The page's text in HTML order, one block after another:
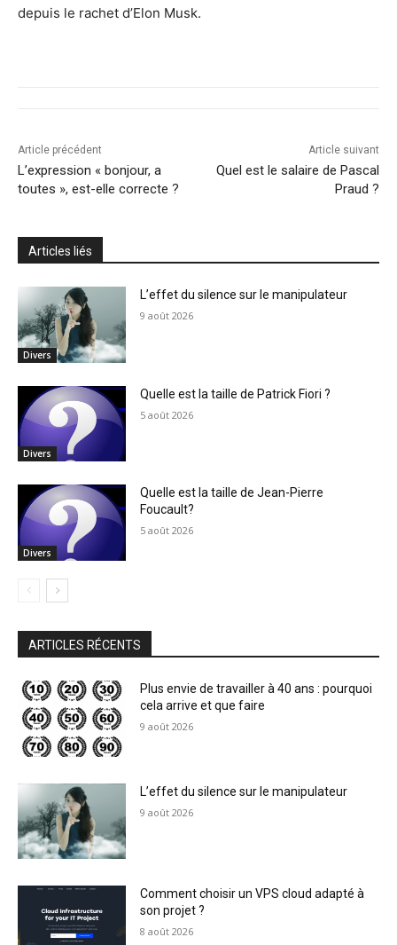
depuis le rachet d’Elon Musk.
Article précédent
L’expression « bonjour, a
toutes », est-elle correcte ?
Article suivant
Quel est le salaire de Pascal
Praud ?
Articles liés
Divers
L’effet du silence sur le manipulateur
9 août 2026
Divers
Quelle est la taille de Patrick Fiori ?
5 août 2026
Divers
Quelle est la taille de Jean-Pierre
Foucault?
5 août 2026
ARTICLES RÉCENTS
Plus envie de travailler à 40 ans : pourquoi
cela arrive et que faire
9 août 2026
L’effet du silence sur le manipulateur
9 août 2026
Comment choisir un VPS cloud adapté à
son projet ?
8 août 2026